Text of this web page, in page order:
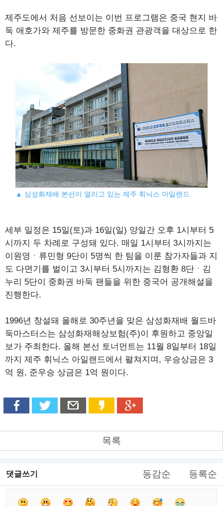
제주도에서 처음 선보이는 이번 프로그램은 중국 현지 바
둑 애호가와 제주를 방문한 중화권 관광객을 대상으로 한
다.
▲ 삼성화재배 본선이 열리고 있는 제주 휘닉스 아일랜드.
세부 일정은 15일(토)과 16일(일) 양일간 오후 1시부터 5
시까지 두 차례로 구성돼 있다. 매일 1시부터 3시까지는
이원영ㆍ류민형 9단이 5명씩 한 팀을 이룬 참가자들과 지
도 다면기를 벌이고 3시부터 5시까지는 김형환 8단ㆍ김
누리 5단이 중화권 바둑 팬들을 위한 중국어 공개해설을
진행한다.
1996년 창설돼 올해로 30주년을 맞은 삼성화재배 월드바
둑마스터스는 삼성화재해상보험(주)이 후원하고 중앙일
보가 주최한다. 올해 본선 토너먼트는 11월 8일부터 18일
까지 제주 휘닉스 아일랜드에서 펼쳐지며, 우승상금은 3
억 원, 준우승 상금은 1억 원이다.
목록
댓글쓰기 동감순 등록순